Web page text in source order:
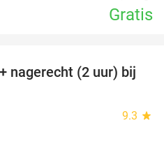
Gratis
27%
nagerecht (2 uur) bij
9.3 star